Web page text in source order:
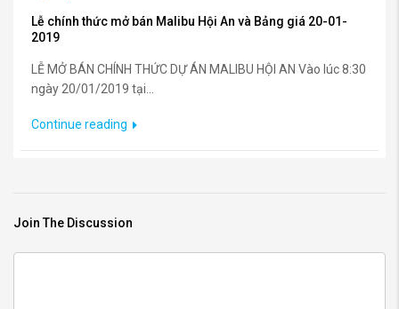
Lễ chính thức mở bán Malibu Hội An và Bảng giá 20-01-
2019
LỄ MỞ BÁN CHÍNH THỨC DỰ ÁN MALIBU HỘI AN Vào lúc 8:30
ngày 20/01/2019 tại...
Continue reading
Join The Discussion